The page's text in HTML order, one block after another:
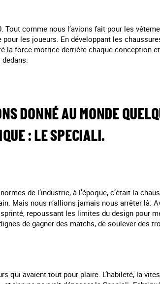
Tout comme nous l’avions fait pour les
les joueurs. En développant les
la force motrice derrière chaque conception
dedans.
DONNÉ AU MONDE
: LE SPECIALI.
de l’industrie, à l’époque, c’était la
Mais nous n’allions jamais nous arrêter là.
repoussant les limites du design pour
de gagner des matchs, de soulever des
qui avaient tout pour plaire. L’habileté, la